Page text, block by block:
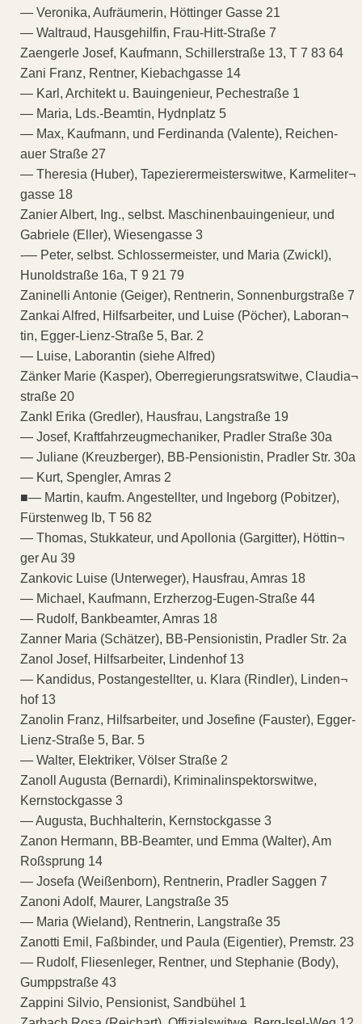
— Veronika, Aufräumerin, Höttinger Gasse 21
— Waltraud, Hausgehilfin, Frau-Hitt-Straße 7
Zaengerle Josef, Kaufmann, Schillerstraße 13, T 7 83 64
Zani Franz, Rentner, Kiebachgasse 14
— Karl, Architekt u. Bauingenieur, Pechestraße 1
— Maria, Lds.-Beamtin, Hydnplatz 5
— Max, Kaufmann, und Ferdinanda (Valente), Reichen-
auer Straße 27
— Theresia (Huber), Tapezierermeisterswitwe, Karmeliter¬
gasse 18
Zanier Albert, Ing., selbst. Maschinenbauingenieur, und
Gabriele (Eller), Wiesengasse 3
-— Peter, selbst. Schlossermeister, und Maria (Zwickl),
Hunoldstraße 16a, T 9 21 79
Zaninelli Antonie (Geiger), Rentnerin, Sonnenburgstraße 7
Zankai Alfred, Hilfsarbeiter, und Luise (Pöcher), Laboran¬
tin, Egger-Lienz-Straße 5, Bar. 2
— Luise, Laborantin (siehe Alfred)
Zänker Marie (Kasper), Oberregierungsratswitwe, Claudia¬
straße 20
Zankl Erika (Gredler), Hausfrau, Langstraße 19
— Josef, Kraftfahrzeugmechaniker, Pradler Straße 30a
— Juliane (Kreuzberger), BB-Pensionistin, Pradler Str. 30a
— Kurt, Spengler, Amras 2
■— Martin, kaufm. Angestellter, und Ingeborg (Pobitzer),
Fürstenweg lb, T 56 82
— Thomas, Stukkateur, und Apollonia (Gargitter), Höttin¬
ger Au 39
Zankovic Luise (Unterweger), Hausfrau, Amras 18
— Michael, Kaufmann, Erzherzog-Eugen-Straße 44
— Rudolf, Bankbeamter, Amras 18
Zanner Maria (Schätzer), BB-Pensionistin, Pradler Str. 2a
Zanol Josef, Hilfsarbeiter, Lindenhof 13
— Kandidus, Postangestellter, u. Klara (Rindler), Linden¬
hof 13
Zanolin Franz, Hilfsarbeiter, und Josefine (Fauster), Egger-
Lienz-Straße 5, Bar. 5
— Walter, Elektriker, Völser Straße 2
Zanoll Augusta (Bernardi), Kriminalinspektorswitwe,
Kernstockgasse 3
— Augusta, Buchhalterin, Kernstockgasse 3
Zanon Hermann, BB-Beamter, und Emma (Walter), Am
Roßsprung 14
— Josefa (Weißenborn), Rentnerin, Pradler Saggen 7
Zanoni Adolf, Maurer, Langstraße 35
— Maria (Wieland), Rentnerin, Langstraße 35
Zanotti Emil, Faßbinder, und Paula (Eigentier), Premstr. 23
— Rudolf, Fliesenleger, Rentner, und Stephanie (Body),
Gumppstraße 43
Zappini Silvio, Pensionist, Sandbühel 1